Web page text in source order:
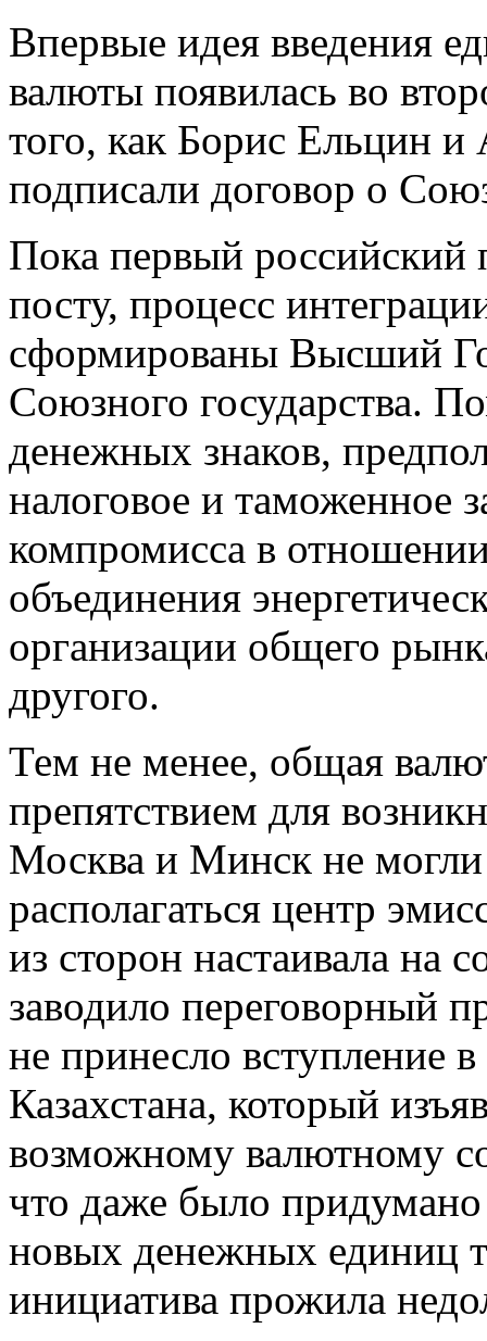
Впервые идея введения
валюты появилась во
того, как Борис Ельцин
подписали договор о
Пока первый российский
посту, процесс
сформированы Высший
Союзного государства.
денежных знаков,
налоговое и таможенное
компромисса в
объединения
организации общего
другого.
Тем не менее, общая
препятствием для
Москва и Минск не могли
располагаться центр
из сторон настаивала на
заводило переговорный
не принесло вступление
Казахстана, который
возможному валютному
что даже было придумано
новых денежных единиц
инициатива прожила